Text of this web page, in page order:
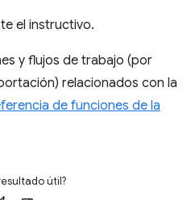
el instructivo.
y flujos de trabajo (por
relacionados con la
de funciones de la
útil?